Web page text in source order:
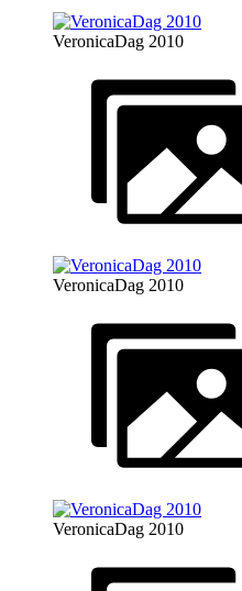
VeronicaDag 2010
VeronicaDag 2010
VeronicaDag 2010